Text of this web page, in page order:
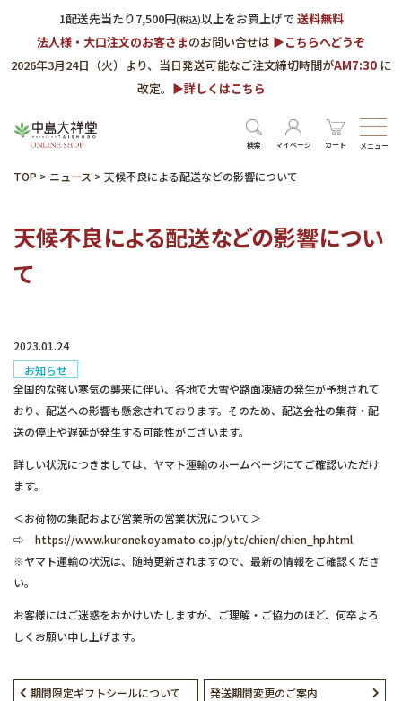
1配送先当たり7,500円(税込)以上をお買上げで 送料無料
法人様・大口注文のお客さまのお問い合せは ▶︎こちらへどうぞ
2026年3月24日（火）より、当日発送可能なご注文締切時間がAM7:30 に
改定。 ▶︎詳しくはこちら
検索 マイページ カート メニュー
TOP > ニュース > 天候不良による配送などの影響について
天候不良による配送などの影響につい
て
2023.01.24
お知らせ
全国的な強い寒気の襲来に伴い、各地で大雪や路面凍結の発生が予想されて
おり、配送への影響も懸念されております。そのため、配送会社の集荷・配
送の停止や遅延が発生する可能性がございます。
詳しい状況につきましては、ヤマト運輸のホームページにてご確認いただけ
ます。
＜お荷物の集配および営業所の営業状況について＞
⇨ https://www.kuronekoyamato.co.jp/ytc/chien/chien_hp.html
※ヤマト運輸の状況は、随時更新されますので、最新の情報をご確認くださ
い。
お客様にはご迷惑をおかけいたしますが、ご理解・ご協力のほど、何卒よろ
しくお願い申し上げます。
期間限定ギフトシールについて 発送期間変更のご案内